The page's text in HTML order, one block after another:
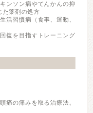
ンソン病やてんかんの抑
た薬剤の処方
活習慣病（食事、運動、
復を目指すトレーニング
痛の痛みを取る治療法。